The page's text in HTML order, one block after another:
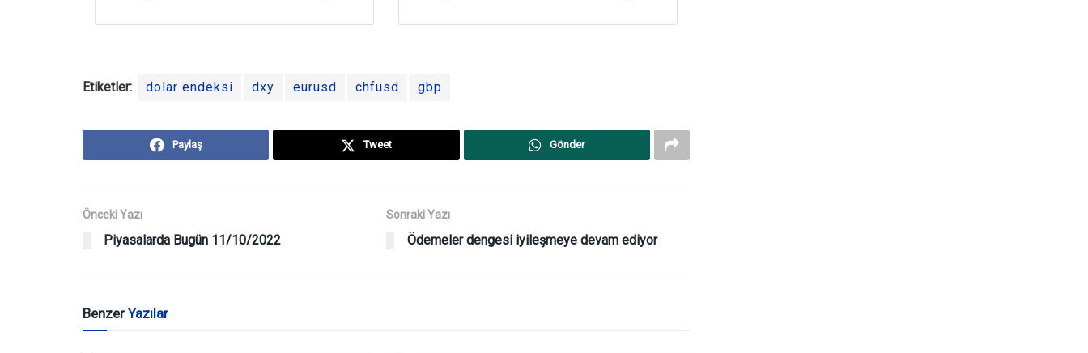
Etiketler: dolar endeksi dxy eurusd chfusd gbp
Paylaş Tweet Gönder
Önceki Yazı
Piyasalarda Bugün 11/10/2022
Sonraki Yazı
Ödemeler dengesi iyileşmeye devam ediyor
BenzerYazılar